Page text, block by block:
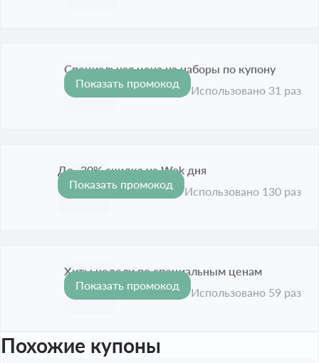
Специальная цена на наборы по купону
Срок акции истёк
Показать промокод
Использовано 31 раз
До -30% скидка на Wok дня
Срок акции истёк
Показать промокод
Использовано 130 раз
Хиты недели по специальным ценам
Срок акции истёк
Показать промокод
Использовано 59 раз
Похожие купоны